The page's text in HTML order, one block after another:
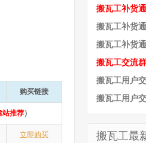
购买链接
站推荐）
立即购买
搬瓦工补货通
搬瓦工补货
搬瓦工补货
搬瓦工交流群
搬瓦工用户
搬瓦工用户
搬瓦工最